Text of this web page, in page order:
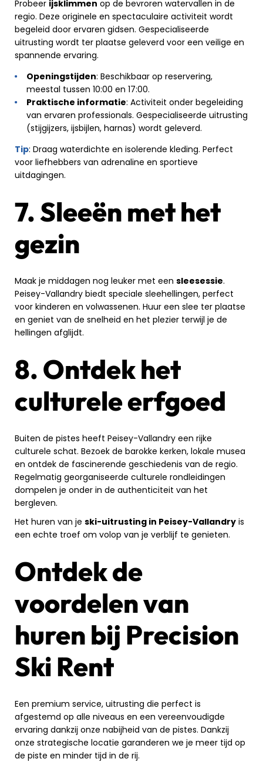
Probeer ijsklimmen op de bevroren watervallen in de
regio. Deze originele en spectaculaire activiteit wordt
begeleid door ervaren gidsen. Gespecialiseerde
uitrusting wordt ter plaatse geleverd voor een veilige en
spannende ervaring.
Openingstijden: Beschikbaar op reservering,
meestal tussen 10:00 en 17:00.
Praktische informatie: Activiteit onder begeleiding
van ervaren professionals. Gespecialiseerde uitrusting
(stijgijzers, ijsbijlen, harnas) wordt geleverd.
Tip: Draag waterdichte en isolerende kleding. Perfect
voor liefhebbers van adrenaline en sportieve
uitdagingen.
7. Sleeën met het
gezin
Maak je middagen nog leuker met een sleesessie.
Peisey-Vallandry biedt speciale sleehellingen, perfect
voor kinderen en volwassenen. Huur een slee ter plaatse
en geniet van de snelheid en het plezier terwijl je de
hellingen afglijdt.
8. Ontdek het
culturele erfgoed
Buiten de pistes heeft Peisey-Vallandry een rijke
culturele schat. Bezoek de barokke kerken, lokale musea
en ontdek de fascinerende geschiedenis van de regio.
Regelmatig georganiseerde culturele rondleidingen
dompelen je onder in de authenticiteit van het
bergleven.
Het huren van je ski-uitrusting in Peisey-Vallandry is
een echte troef om volop van je verblijf te genieten.
Ontdek de
voordelen van
huren bij Precision
Ski Rent
Een premium service, uitrusting die perfect is
afgestemd op alle niveaus en een vereenvoudigde
ervaring dankzij onze nabijheid van de pistes. Dankzij
onze strategische locatie garanderen we je meer tijd op
de piste en minder tijd in de rij.